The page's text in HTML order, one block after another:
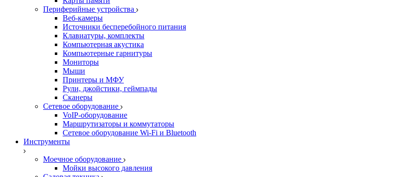
Периферийные устройства
Веб-камеры
Источники бесперебойного питания
Клавиатуры, комплекты
Компьютерная акустика
Компьютерные гарнитуры
Мониторы
Мыши
Принтеры и МФУ
Рули, джойстики, геймпады
Сканеры
Сетевое оборудование
VoIP-оборудование
Маршрутизаторы и коммутаторы
Сетевое оборудование Wi-Fi и Bluetooth
Инструменты
Моечное оборудование
Мойки высокого давления